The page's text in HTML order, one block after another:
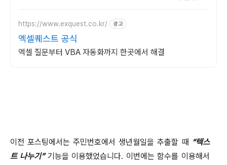
https://www.exquest.co.kr/ 광고
엑셀퀘스트 공식
엑셀 질문부터 VBA 자동화까지 한곳에서 해결
이전 포스팅에서는 주민번호에서 생년월일을 추출할 때 “텍스
트 나누기” 기능을 이용했었습니다. 이번에는 함수를 이용해서